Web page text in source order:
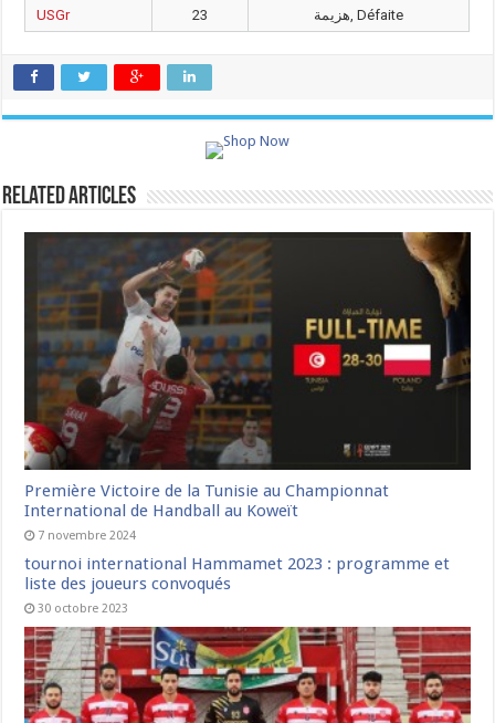
USGr
23 هزيمة, Défaite
Related Articles
Première Victoire de la Tunisie au Championnat
International de Handball au Koweït
7 novembre 2024
tournoi international Hammamet 2023 : programme et
liste des joueurs convoqués
30 octobre 2023